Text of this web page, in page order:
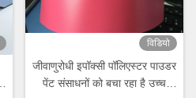
विडियो
जीवाणुरोधी इपॉक्सी पॉलिएस्टर पाउडर
पेंट संसाधनों को बचा रहा है उच्च